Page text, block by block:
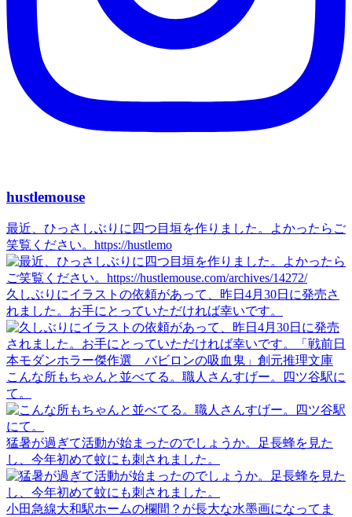
hustlemouse
最近、ひっさしぶりに四つ目垣を作りました。よかったらご
笑覧ください。https://hustlemo
久しぶりにイラストの依頼があって、昨日4月30日に発売さ
れました。お手にとっていただければ幸いです。
こんな所もちゃんと並べてる。職人さんすげー。四ツ谷駅に
て。
猛暑が過ぎて活動が始まったのでしょうか。足長蜂を見た
し、今年初めて蚊にも刺されました。
小田急線大和駅ホームの欄間？が長大な水墨画になってま